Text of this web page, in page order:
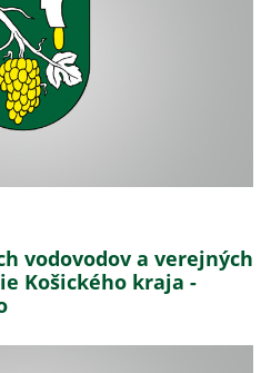
vodovodov a verejných
Košického kraja -